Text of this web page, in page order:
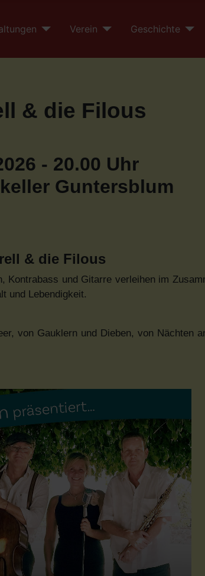
Verein Geschichte
& die Filous
- 20.00 Uhr
Guntersblum
& die Filous
Kontrabass und Gitarre verleihen im
und Lebendigkeit.
von Gauklern und Dieben, von Nächten